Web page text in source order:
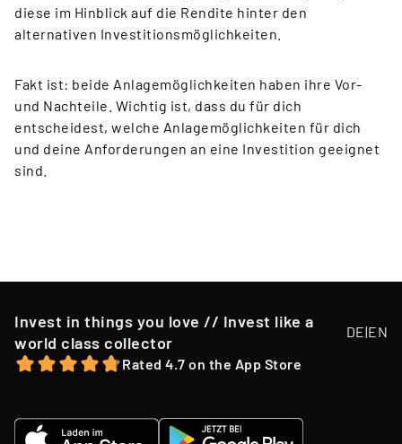
diese im Hinblick auf die Rendite hinter den
alternativen Investitionsmöglichkeiten.
Fakt ist: beide Anlagemöglichkeiten haben ihre Vor-
und Nachteile. Wichtig ist, dass du für dich
entscheidest, welche Anlagemöglichkeiten für dich
und deine Anforderungen an eine Investition geeignet
sind.
Invest in things you love // Invest like a
world class collector
DE|EN
Rated 4.7 on the App Store